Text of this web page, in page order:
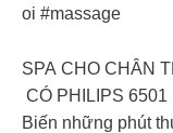
oi #massage
SPA CHO CHÂN
CÓ PHILIPS 6501
Biến những phút